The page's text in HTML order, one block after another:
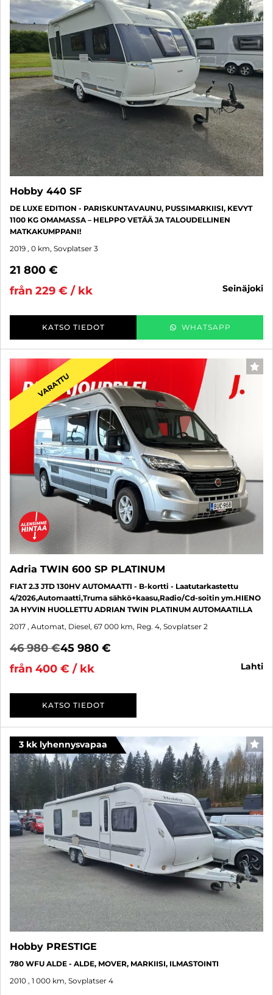
Hobby 440 SF
DE LUXE EDITION - PARISKUNTAVAUNU, PUSSIMARKIISI, KEVYT
1100 KG OMAMASSA – HELPPO VETÄÄ JA TALOUDELLINEN
MATKAKUMPPANI!
2019 , 0 km, Sovplatser 3
21 800 €
från 229 € / kk
seinäjoki
KATSO TIEDOT WHATSAPP
VARATTU
Adria TWIN 600 SP PLATINUM
FIAT 2.3 JTD 130HV AUTOMAATTI - B-kortti - Laatutarkastettu
4/2026,Automaatti,Truma sähkö+kaasu,Radio/Cd-soitin ym.HIENO
JA HYVIN HUOLLETTU ADRIAN TWIN PLATINUM AUTOMAATILLA
2017 , Automat, Diesel, 67 000 km, Reg. 4, Sovplatser 2
46 980 €45 980 €
från 400 € / kk
lahti
KATSO TIEDOT
3 kk lyhennysvapaa
Hobby PRESTIGE
780 WFU ALDE - ALDE, MOVER, MARKIISI, ILMASTOINTI
2010 , 1 000 km, Sovplatser 4